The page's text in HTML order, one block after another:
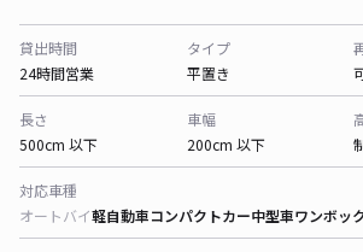
貸出時間
24時間営業
タイプ
平置き
長さ
500cm 以下
車幅
200cm 以下
対応車種
オートバイ軽自動車コンパクトカー中型車ワンボッ